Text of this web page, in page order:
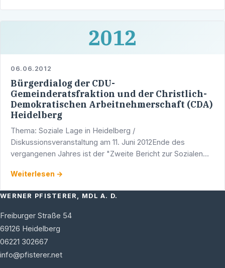
2012
06.06.2012
Bürgerdialog der CDU-
Gemeinderatsfraktion und der Christlich-
Demokratischen Arbeitnehmerschaft (CDA)
Heidelberg
Thema: Soziale Lage in Heidelberg /
Diskussionsveranstaltung am 11. Juni 2012Ende des
vergangenen Jahres ist der "Zweite Bericht zur Sozialen
auf, dass Ende 2009 …
Weiterlesen →
WERNER PFISTERER, MDL A. D.
Freiburger Straße 54
69126 Heidelberg
06221 302667
info@pfisterer.net